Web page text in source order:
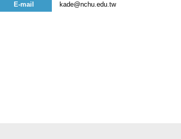
E-mail kade@nchu.edu.tw